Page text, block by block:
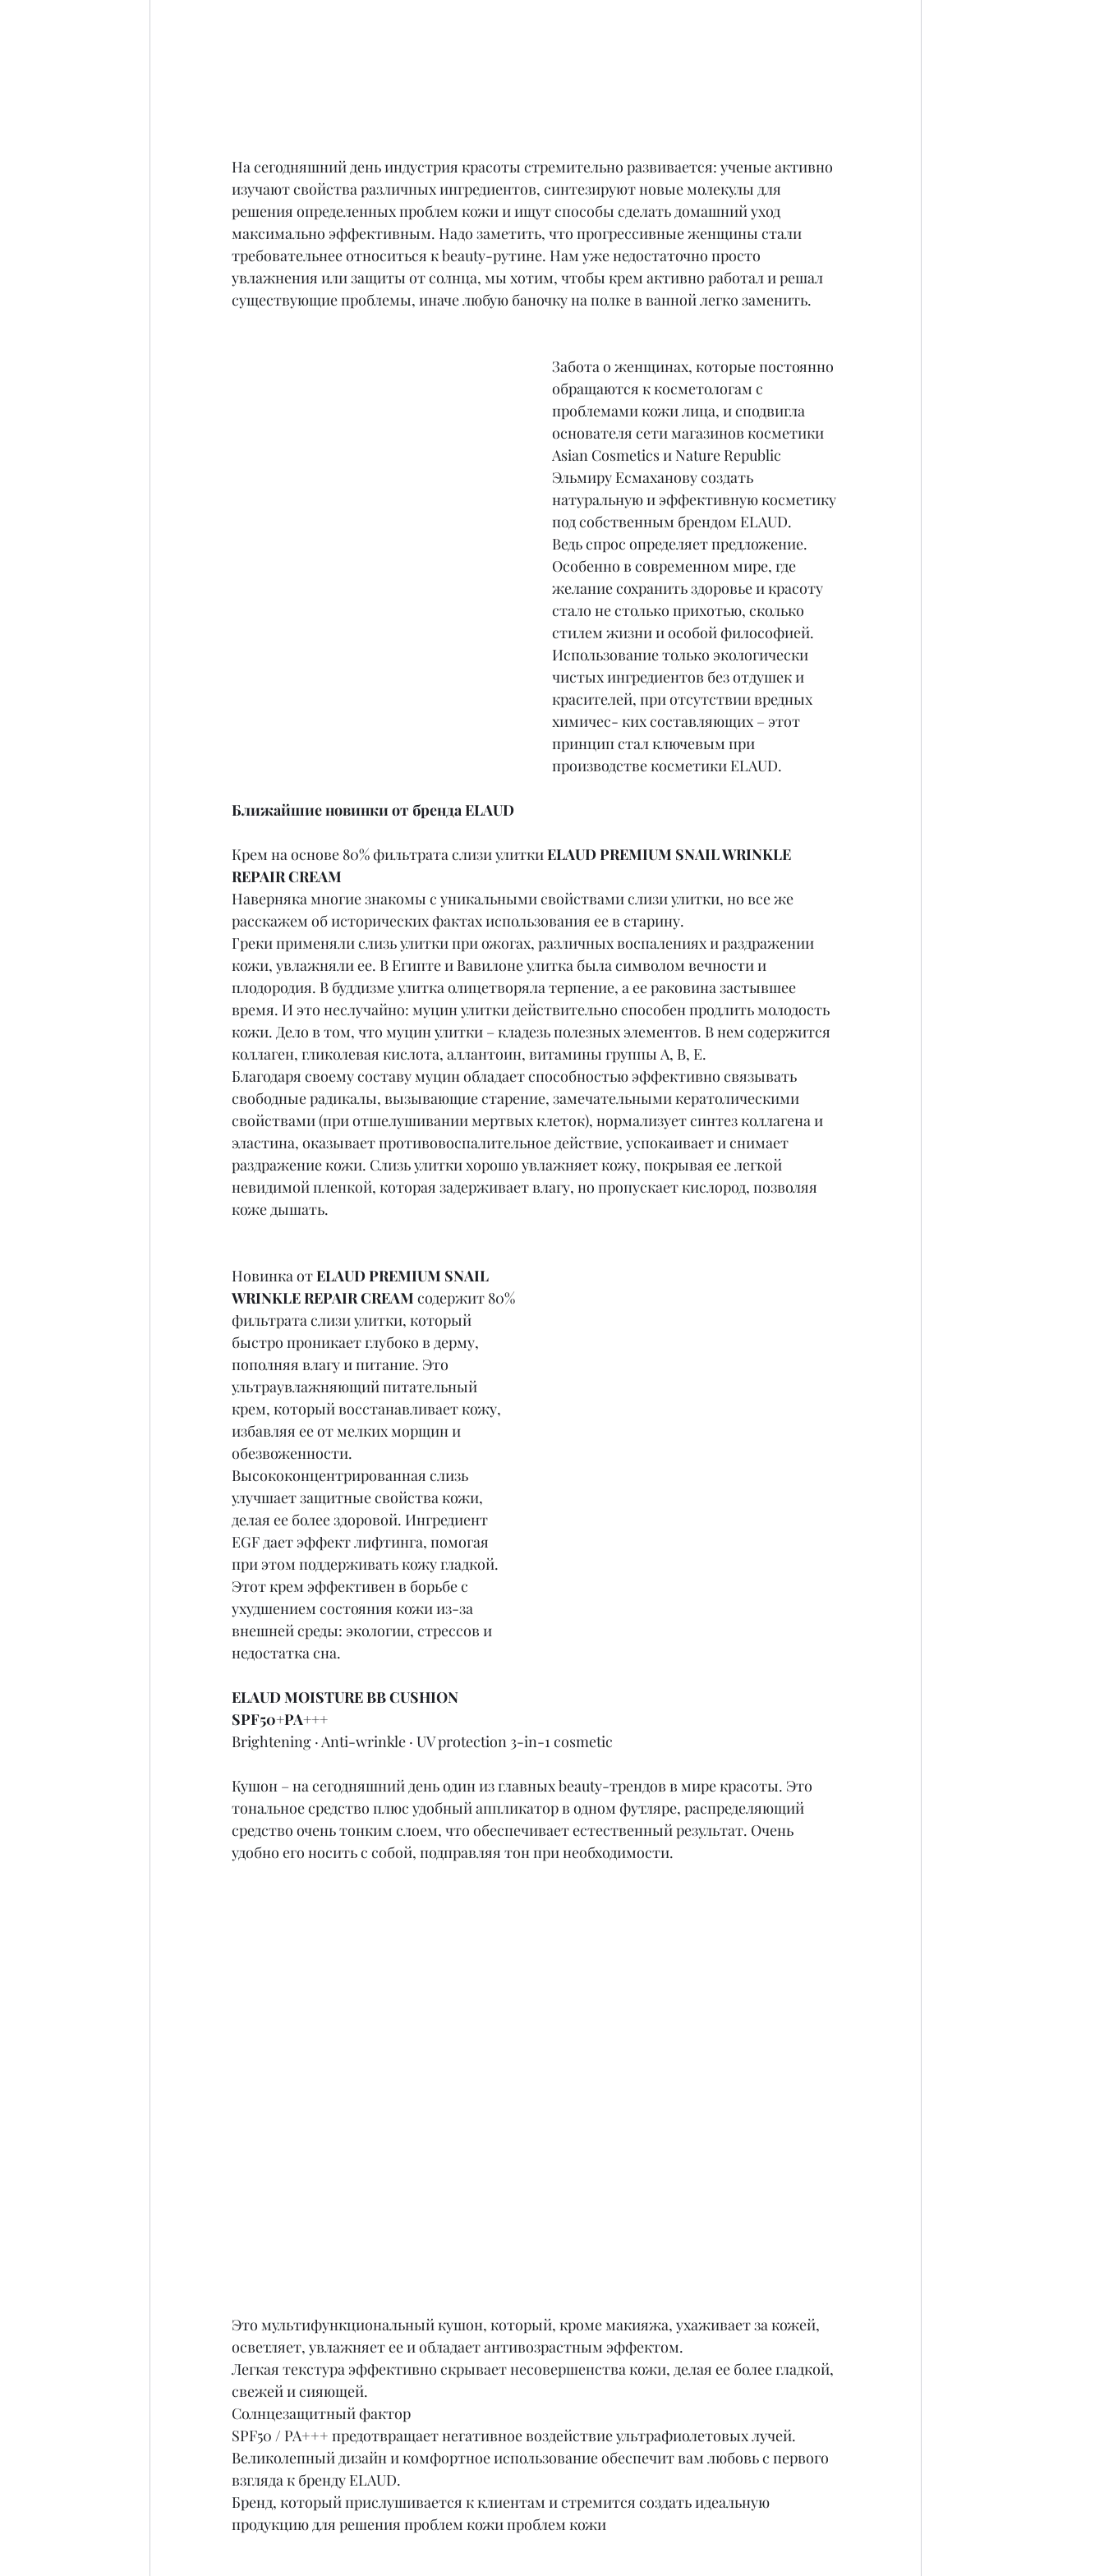
На сегодняшний день индустрия красоты стремительно развивается: ученые активно
изучают свойства различных ингредиентов, синтезируют новые молекулы для
решения определенных проблем кожи и ищут способы сделать домашний уход
максимально эффективным. Надо заметить, что прогрессивные женщины стали
требовательнее относиться к beauty-рутине. Нам уже недостаточно просто
увлажнения или защиты от солнца, мы хотим, чтобы крем активно работал и решал
существующие проблемы, иначе любую баночку на полке в ванной легко заменить.
Забота о женщинах, которые постоянно
обращаются к косметологам с
проблемами кожи лица, и сподвигла
основателя сети магазинов косметики
Asian Cosmetics и Nature Republic
Эльмиру Есмаханову создать
натуральную и эффективную косметику
под собственным брендом ELAUD.
Ведь спрос определяет предложение.
Особенно в современном мире, где
желание сохранить здоровье и красоту
стало не столько прихотью, сколько
стилем жизни и особой философией.
Использование только экологически
чистых ингредиентов без отдушек и
красителей, при отсутствии вредных
химичес- ких составляющих – этот
принцип стал ключевым при
производстве косметики ELAUD.
Ближайшие новинки от бренда ELAUD
Крем на основе 80% фильтрата слизи улитки ELAUD PREMIUM SNAIL WRINKLE
REPAIR CREAM
Наверняка многие знакомы с уникальными свойствами слизи улитки, но все же
расскажем об исторических фактах использования ее в старину.
Греки применяли слизь улитки при ожогах, различных воспалениях и раздражении
кожи, увлажняли ее. В Египте и Вавилоне улитка была символом вечности и
плодородия. В буддизме улитка олицетворяла терпение, а ее раковина застывшее
время. И это неслучайно: муцин улитки действительно способен продлить молодость
кожи. Дело в том, что муцин улитки – кладезь полезных элементов. В нем содержится
коллаген, гликолевая кислота, аллантоин, витамины группы А, В, Е.
Благодаря своему составу муцин обладает способностью эффективно связывать
свободные радикалы, вызывающие старение, замечательными кератолическими
свойствами (при отшелушивании мертвых клеток), нормализует синтез коллагена и
эластина, оказывает противовоспалительное действие, успокаивает и снимает
раздражение кожи. Слизь улитки хорошо увлажняет кожу, покрывая ее легкой
невидимой пленкой, которая задерживает влагу, но пропускает кислород, позволяя
коже дышать.
Новинка от ELAUD PREMIUM SNAIL
WRINKLE REPAIR CREAM содержит 80%
фильтрата слизи улитки, который
быстро проникает глубоко в дерму,
пополняя влагу и питание. Это
ультраувлажняющий питательный
крем, который восстанавливает кожу,
избавляя ее от мелких морщин и
обезвоженности.
Высококонцентрированная слизь
улучшает защитные свойства кожи,
делая ее более здоровой. Ингредиент
EGF дает эффект лифтинга, помогая
при этом поддерживать кожу гладкой.
Этот крем эффективен в борьбе с
ухудшением состояния кожи из-за
внешней среды: экологии, стрессов и
недостатка сна.
ELAUD MOISTURE BB CUSHION
SPF50+PA+++
Brightening · Anti-wrinkle · UV protection 3-in-1 cosmetic
Кушон – на сегодняшний день один из главных beauty-трендов в мире красоты. Это
тональное средство плюс удобный аппликатор в одном футляре, распределяющий
средство очень тонким слоем, что обеспечивает естественный результат. Очень
удобно его носить с собой, подправляя тон при необходимости.
Это мультифункциональный кушон, который, кроме макияжа, ухаживает за кожей,
осветляет, увлажняет ее и обладает антивозрастным эффектом.
Легкая текстура эффективно скрывает несовершенства кожи, делая ее более гладкой,
свежей и сияющей.
Солнцезащитный фактор
SPF50 / PA+++ предотвращает негативное воздействие ультрафиолетовых лучей.
Великолепный дизайн и комфортное использование обеспечит вам любовь с первого
взгляда к бренду ELAUD.
Бренд, который прислушивается к клиентам и стремится создать идеальную
продукцию для решения проблем кожи проблем кожи